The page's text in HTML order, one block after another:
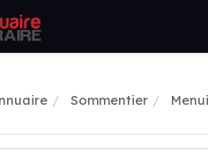
Sommentier